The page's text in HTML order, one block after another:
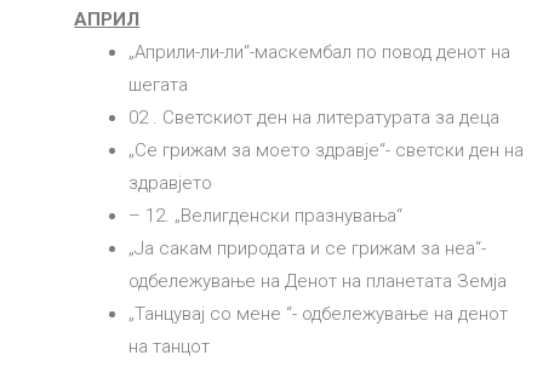
АПРИЛ
„Априли-ли-ли“-маскембал по повод денот на
шегата
02 . Светскиот ден на литературата за деца
„Се грижам за моето здравје“- светски ден на
здравјето
– 12. „Велигденски празнувања“
„Ја сакам природата и се грижам за неа“-
одбележување на Денот на планетата Земја
„Танцувај со мене “- одбележување на денот
на танцот